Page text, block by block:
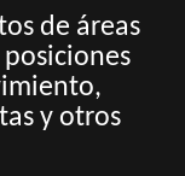
de áreas
y otros